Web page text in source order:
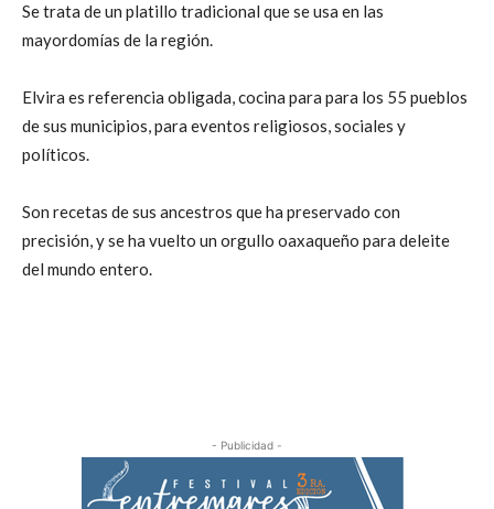
Se trata de un platillo tradicional que se usa en las
mayordomías de la región.
Elvira es referencia obligada, cocina para para los 55 pueblos
de sus municipios, para eventos religiosos, sociales y
políticos.
Son recetas de sus ancestros que ha preservado con
precisión, y se ha vuelto un orgullo oaxaqueño para deleite
del mundo entero.
- Publicidad -